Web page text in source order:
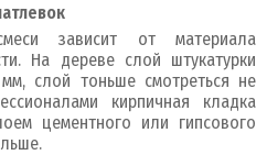
зависит от материала
На дереве слой штукатурки
слой тоньше смотреться не
кирпичная кладка
цементного или гипсового